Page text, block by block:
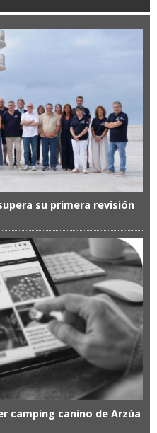
su primera revisión
camping canino de Arzúa